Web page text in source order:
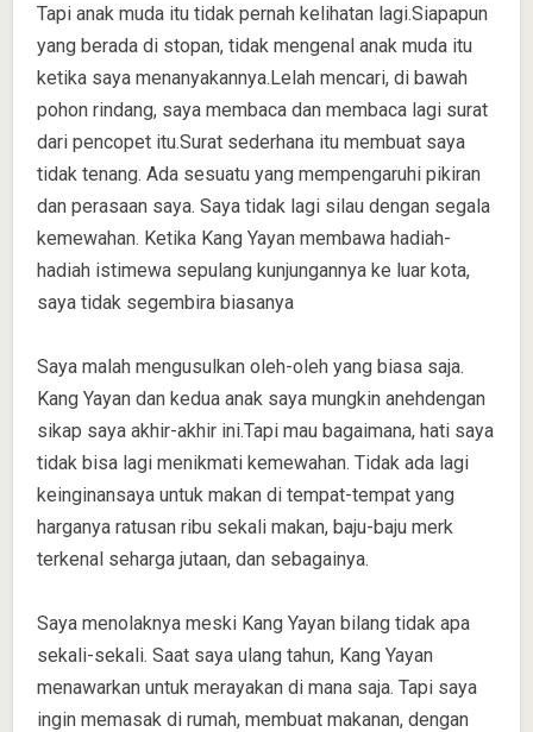
Tapi anak muda itu tidak pernah kelihatan lagi.Siapapun
yang berada di stopan, tidak mengenal anak muda itu
ketika saya menanyakannya.Lelah mencari, di bawah
pohon rindang, saya membaca dan membaca lagi surat
dari pencopet itu.Surat sederhana itu membuat saya
tidak tenang. Ada sesuatu yang mempengaruhi pikiran
dan perasaan saya. Saya tidak lagi silau dengan segala
kemewahan. Ketika Kang Yayan membawa hadiah-
hadiah istimewa sepulang kunjungannya ke luar kota,
saya tidak segembira biasanya
Saya malah mengusulkan oleh-oleh yang biasa saja.
Kang Yayan dan kedua anak saya mungkin anehdengan
sikap saya akhir-akhir ini.Tapi mau bagaimana, hati saya
tidak bisa lagi menikmati kemewahan. Tidak ada lagi
keinginansaya untuk makan di tempat-tempat yang
harganya ratusan ribu sekali makan, baju-baju merk
terkenal seharga jutaan, dan sebagainya.
Saya menolaknya meski Kang Yayan bilang tidak apa
sekali-sekali. Saat saya ulang tahun, Kang Yayan
menawarkan untuk merayakan di mana saja. Tapi saya
ingin memasak di rumah, membuat makanan, dengan